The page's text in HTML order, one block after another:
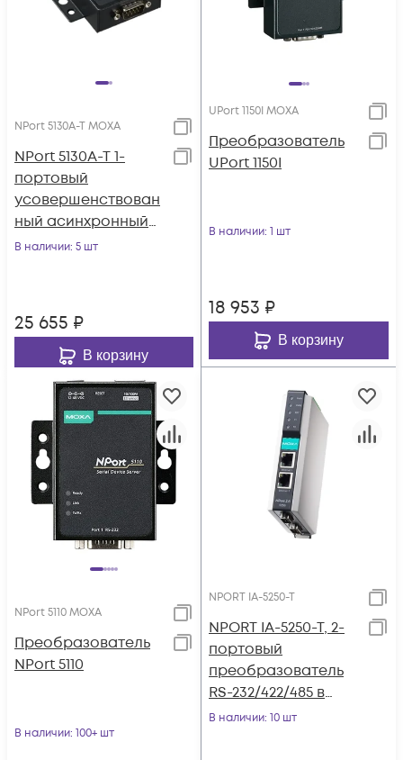
NPort 5130A-T MOXA
NPort 5130A-T 1-
портовый
усовершенствован
ный асинхронный
сервер RS-422/485 в
температур MOXA
В наличии: 5 шт
25 655 ₽
В корзину
UPort 1150I MOXA
Преобразователь
UPort 1150I
В наличии: 1 шт
18 953 ₽
В корзину
NPort 5110 MOXA
Преобразователь
NPort 5110
В наличии: 100+ шт
NPORT IA-5250-T
NPORT IA-5250-T, 2-
портовый
преобразователь
RS-232/422/485 в
Ethernet с
В наличии: 10 шт